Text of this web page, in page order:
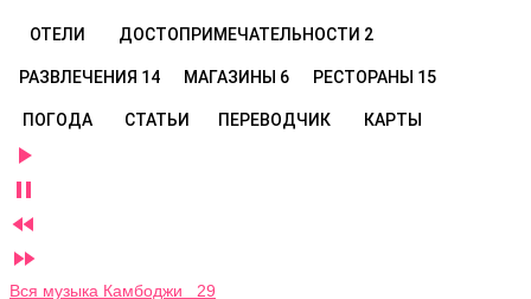
ОТЕЛИ ДОСТОПРИМЕЧАТЕЛЬНОСТИ 2
РАЗВЛЕЧЕНИЯ 14 МАГАЗИНЫ 6 РЕСТОРАНЫ 15
ПОГОДА СТАТЬИ ПЕРЕВОДЧИК КАРТЫ




Вся музыка Камбоджи 29